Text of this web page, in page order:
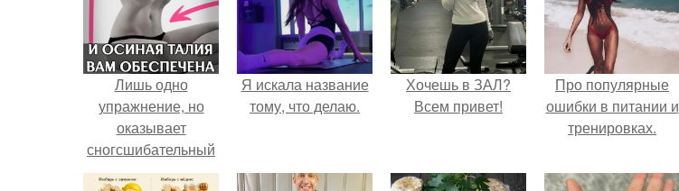
Лишь одно
упражнение, но
оказывает
сногсшибательный
эффект: "Осиная"
Я искала название
тому, что делаю.
Хочешь в ЗАЛ?
Всем привет!
Про популярные
ошибки в питании и
тренировках.